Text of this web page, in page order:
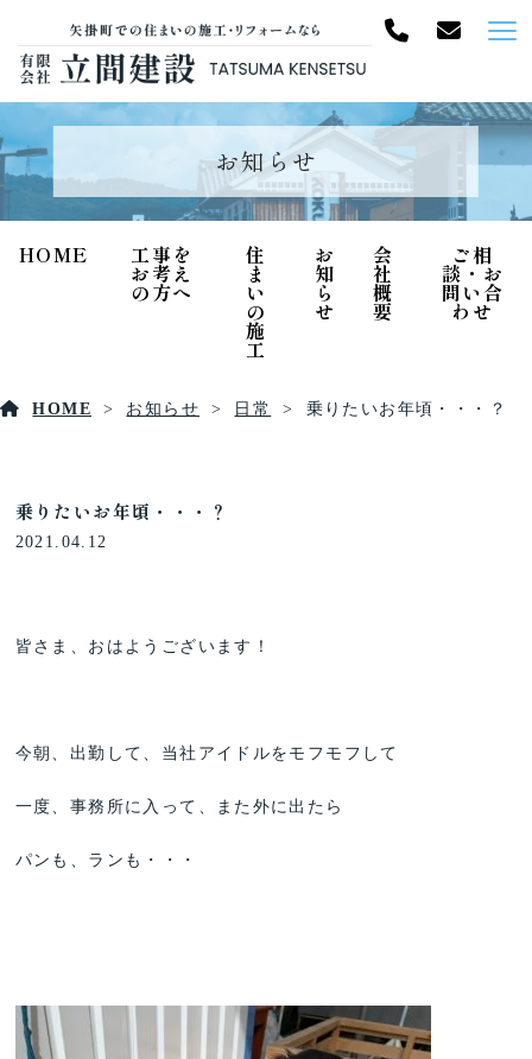
お知らせ
HOME 工事を
お考え
の方へ
住
ま
い
の
施
工
お
知
ら
せ
会
社
概
要
ご相
談・お
問い合
わせ
HOME お知らせ 日常 乗りたいお年頃・・・？
乗りたいお年頃・・・？
2021.04.12
皆さま、おはようございます！
今朝、出勤して、当社アイドルをモフモフして
一度、事務所に入って、また外に出たら
パンも、ランも・・・